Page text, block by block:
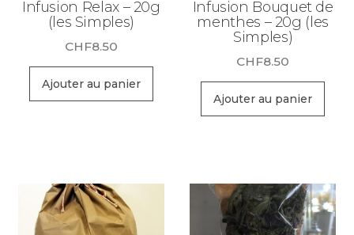
Infusion Relax – 20g
(les Simples)
CHF8.50
Ajouter au panier
Infusion Bouquet de
menthes – 20g (les
Simples)
CHF8.50
Ajouter au panier